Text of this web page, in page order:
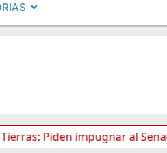
impugnar al Senador